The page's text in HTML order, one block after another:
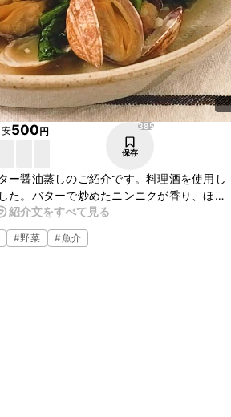
500円 385
保存
ー醤油蒸しのご紹介です。料理酒を使用し
た。バターで炒めたニンニクが香り、ほう
よ。
紹介文をすべて見る
#野菜 #魚介